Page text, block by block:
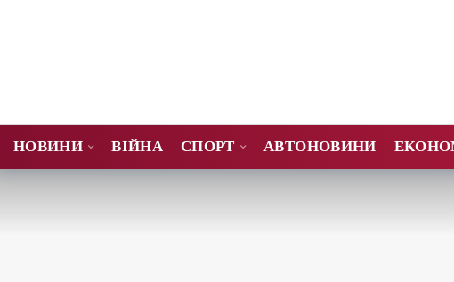
НОВИНИ ВІЙНА СПОРТ АВТОНОВИНИ